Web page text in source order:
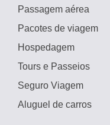
Passagem aérea
Pacotes de viagem
Hospedagem
Tours e Passeios
Seguro Viagem
Aluguel de carros